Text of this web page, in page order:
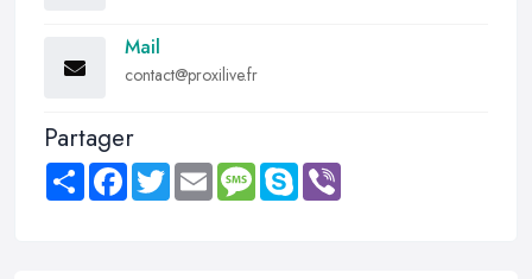
Mail
contact@proxilive.fr
Partager
Share FacebookTwitter Email MessageSkype